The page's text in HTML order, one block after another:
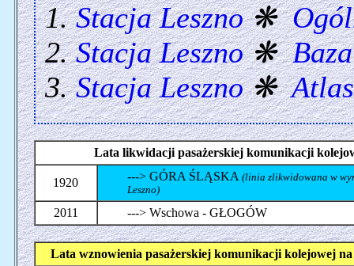
Stacja Leszno❋
Stacja Leszno❋
Stacja Leszno❋
Lata likwidacji pasażerskiej komunikacji
1920 ---> GÓRA ŚLĄSKA(linia zlikwidowana w
Leszno)
2011 ---> Wschowa - GŁOGÓW
Lata wznowienia pasażerskiej komunikacji kolejowej